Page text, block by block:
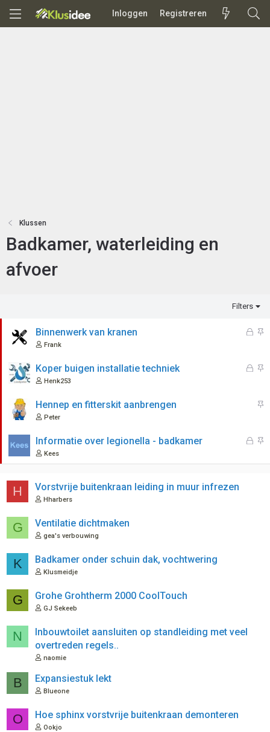
Inloggen Registreren
Klussen
Badkamer, waterleiding en
afvoer
Filters
G
l
V
t
p
Binnenwerk van kranen
Frank
G
n
V
t
p
Koper buigen installatie techniek
Henk253
V
t
Hennep en fitterskit aanbrengen
Peter
G
s
V
s
Informatie over legionella - badkamer
Kees
H Vorstvrije buitenkraan leiding in muur infrezen
Hharbers
G Ventilatie dichtmaken
gea's verbouwing
K Badkamer onder schuin dak, vochtwering
Klusmeidje
G Grohe Grohtherm 2000 CoolTouch
GJ Sekeeb
N
Inbouwtoilet aansluiten op standleiding met veel
overtreden regels..
naomie
B Expansiestuk lekt
Blueone
O Hoe sphinx vorstvrije buitenkraan demonteren
Ookjo